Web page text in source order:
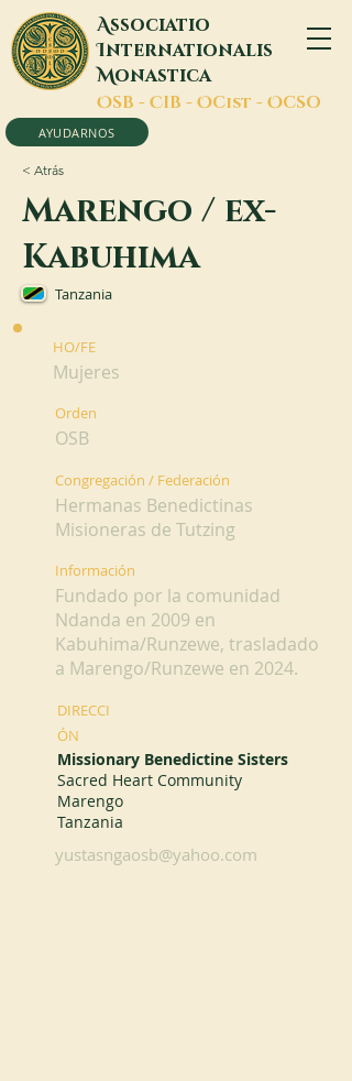
Associatio
Internationalis
Monastica
OSB - CIB - OCist - OCSO
AYUDARNOS
< Atrás
Marengo / ex-
Kabuhima
Tanzania
HO/FE
Mujeres
Orden
OSB
Congregación / Federación
Hermanas Benedictinas
Misioneras de Tutzing
Información
Fundado por la comunidad
Ndanda en 2009 en
Kabuhima/Runzewe, trasladado
a Marengo/Runzewe en 2024.
DIRECCI
ÓN
Missionary Benedictine Sisters
Sacred Heart Community
Marengo
Tanzania
yustasngaosb@yahoo.com